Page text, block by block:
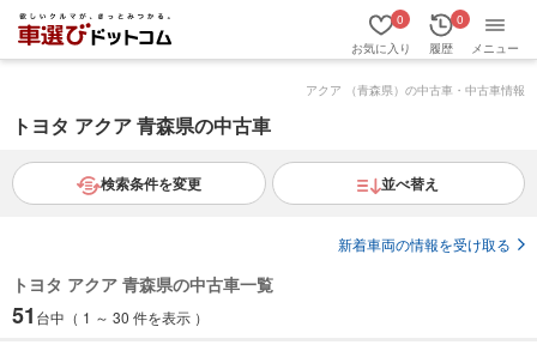
お気に入り
0
履歴
0
メニュー
アクア （青森県）の中古車・中古車情報
トヨタ アクア 青森県の中古車
検索条件を変更 並べ替え
新着車両の情報を受け取る
トヨタ アクア 青森県の中古車一覧
51 台中（ 1 ～ 30 件を表示 ）